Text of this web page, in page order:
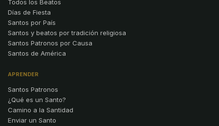
Todos los Beatos
Días de Fiesta
Santos por País
Santos y beatos por tradición religiosa
Santos Patronos por Causa
Santos de América
APRENDER
Santos Patronos
¿Qué es un Santo?
Camino a la Santidad
Enviar un Santo